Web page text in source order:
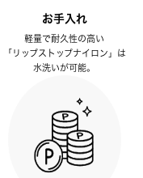
お手入れ
軽量で耐久性の高い
「リップストップナイロン」は
水洗いが可能。